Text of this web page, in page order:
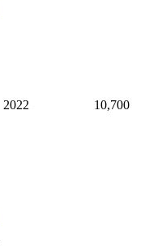
2022 10,700